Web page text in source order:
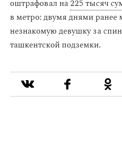
оштрафовал на225 тысяч
в метро: двумя днями ранее
незнакомую девушку за
ташкентской подземки.